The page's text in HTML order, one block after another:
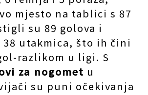
mjesto na tablici s 87
su 89 golova i
utakmica, što ih čini
razlikom u ligi. S
za nogomet u
su puni očekivanja